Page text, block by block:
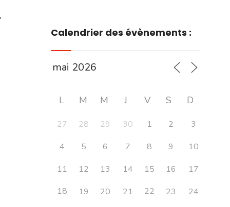
Calendrier des évènements :
L M M J V S D
27 28 29 30 1 2
3
4
5 6 7 8 9
10
11
12 13 14 15 16
17
18
19 20 21 22 23
24